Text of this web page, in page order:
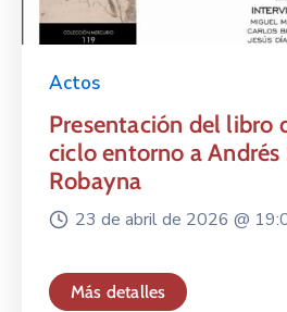
Actos
Presentación del libro
ciclo entorno a Andrés
Robayna
23 de abril de 2026 @
Más detalles